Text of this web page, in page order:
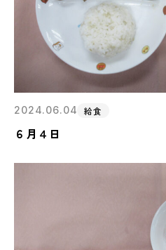
2024.06.04 給食
６月４日